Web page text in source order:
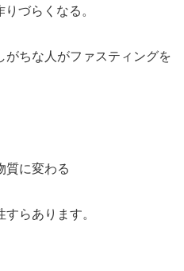
づらくなる。
ちな人がファスティングを
質に変わる
らあります。